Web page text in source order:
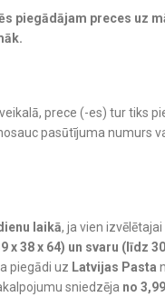
piegādājam preces uz
prece (-es) tur tiks
pasūtījuma numurs
laikā, ja vien
38 x 64) un svaru (līdz
piegādi uz Latvijas Pasta
sniedzēja no